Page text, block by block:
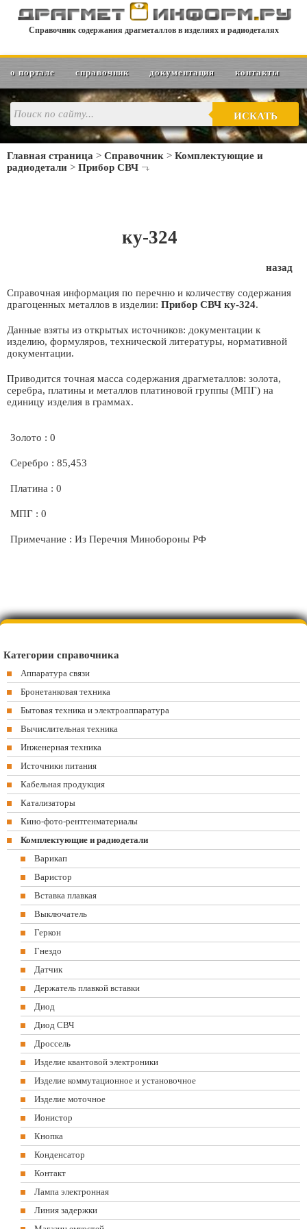
Справочник содержания драгметаллов в изделиях и радиодеталях
о портале справочник документация контакты
ИСКАТЬ
Главная страница > Справочник > Комплектующие и
радиодетали > Прибор СВЧ
ку-324
назад
Справочная информация по перечню и количеству содержания
драгоценных металлов в изделии: Прибор СВЧ ку-324.
Данные взяты из открытых источников: документации к
изделию, формуляров, технической литературы, нормативной
документации.
Приводится точная масса содержания драгметаллов: золота,
серебра, платины и металлов платиновой группы (МПГ) на
единицу изделия в граммах.
Золото : 0
Серебро : 85,453
Платина : 0
МПГ : 0
Примечание : Из Перечня Минобороны РФ
Категории справочника
Аппаратура связи
Бронетанковая техника
Бытовая техника и электроаппаратура
Вычислительная техника
Инженерная техника
Источники питания
Кабельная продукция
Катализаторы
Кино-фото-рентгенматериалы
Комплектующие и радиодетали
Варикап
Варистор
Вставка плавкая
Выключатель
Геркон
Гнездо
Датчик
Держатель плавкой вставки
Диод
Диод СВЧ
Дроссель
Изделие квантовой электроники
Изделие коммутационное и установочное
Изделие моточное
Ионистор
Кнопка
Конденсатор
Контакт
Лампа электронная
Линия задержки